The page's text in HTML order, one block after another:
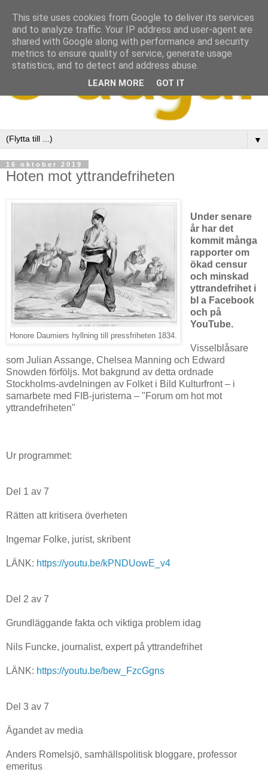
▼
16 oktober 2019
Hoten mot yttrandefriheten
Honore Daumiers hyllning till pressfriheten 1834.
Under senare
år har det
kommit många
rapporter om
ökad censur
och minskad
yttrandefrihet i
bl a Facebook
och på
YouTube.
Visselblåsare
som Julian Assange, Chelsea Manning och Edward
Snowden förföljs. Mot bakgrund av detta ordnade
Stockholms-avdelningen av Folket i Bild Kulturfront – i
samarbete med FIB-juristerna – "Forum om hot mot
yttrandefriheten"
Ur programmet:
Del 1 av 7
Rätten att kritisera överheten
Ingemar Folke, jurist, skribent
LÄNK: https://youtu.be/kPNDUowE_v4
Del 2 av 7
Grundläggande fakta och viktiga problem idag
Nils Funcke, journalist, expert på yttrandefrihet
LÄNK: https://youtu.be/bew_FzcGgns
Del 3 av 7
Ägandet av media
Anders Romelsjö, samhällspolitisk bloggare, professor
emeritus
This site uses cookies from Google to deliver its services
and to analyze traffic. Your IP address and user-agent are
shared with Google along with performance and security
metrics to ensure quality of service, generate usage
statistics, and to detect and address abuse.
LEARN MORE GOT IT